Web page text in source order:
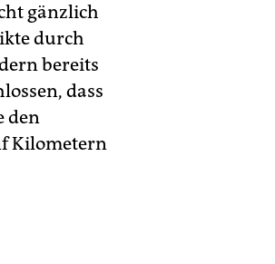
gänzlich
durch
bereits
dass
den
Kilometern